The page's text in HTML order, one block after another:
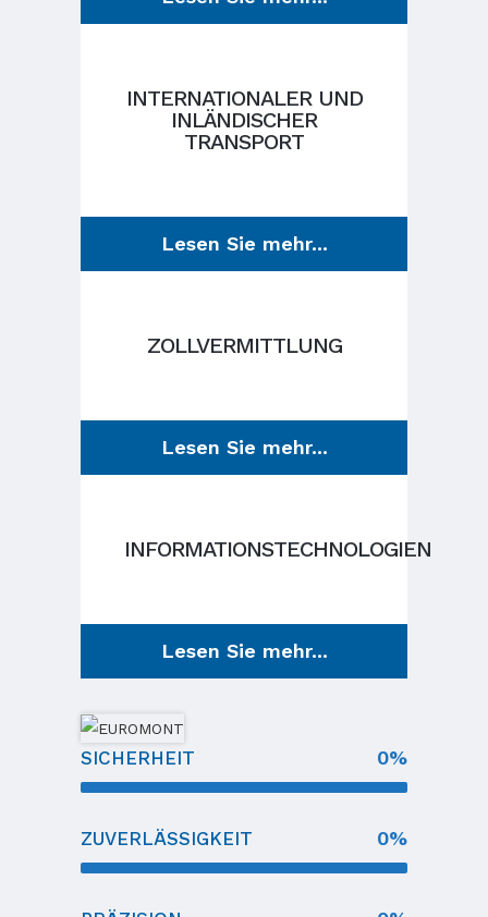
INTERNATIONALER UND
INLÄNDISCHER
TRANSPORT
Lesen Sie mehr...
ZOLLVERMITTLUNG
Lesen Sie mehr...
INFORMATIONSTECHNOLOGIEN
Lesen Sie mehr...
SICHERHEIT 0%
ZUVERLÄSSIGKEIT 0%